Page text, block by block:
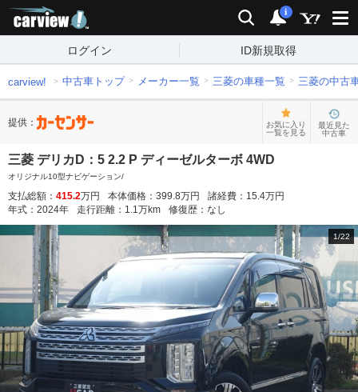
検索 通知
i
ログイン ID新規取得
carview! 中古車トップ メーカー一覧 三菱の車種一覧 三菱の中古
提供：
お気に入り
一覧を見る
最近見た
中古車
三菱 デリカD：5 2.2 P ディーゼルターボ 4WD
オリジナル10型ナビゲーション/
支払総額： 415.2万円 本体価格： 399.8万円 諸経費： 15.4万円
年式： 2024年 走行距離： 1.1万km 修復歴： なし
1/22